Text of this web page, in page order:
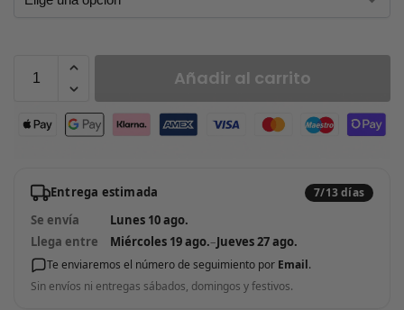
Añadir al carrito
Entrega estimada 7/13 días
Se envía
Lunes 10 ago.
Llega entre
Miércoles 19 ago.–Jueves 27 ago.
Te enviaremos el número de seguimiento por Email.
Sin envíos ni entregas sábados, domingos y festivos.